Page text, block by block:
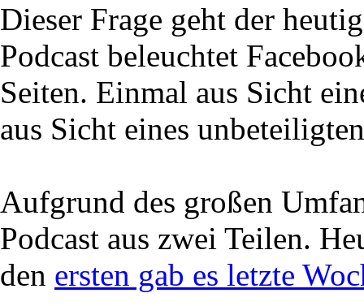
Dieser Frage geht der
Podcast beleuchtet
Seiten. Einmal aus Sicht
aus Sicht eines
Aufgrund des großen
Podcast aus zwei Teilen.
den ersten gab es letzte